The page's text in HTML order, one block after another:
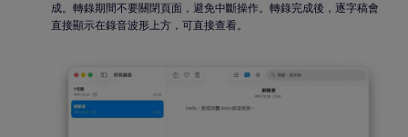
成。轉錄期間不要關閉頁面，避免中斷操作。轉錄完成後，逐字稿會
直接顯示在錄音波形上方，可直接查看。